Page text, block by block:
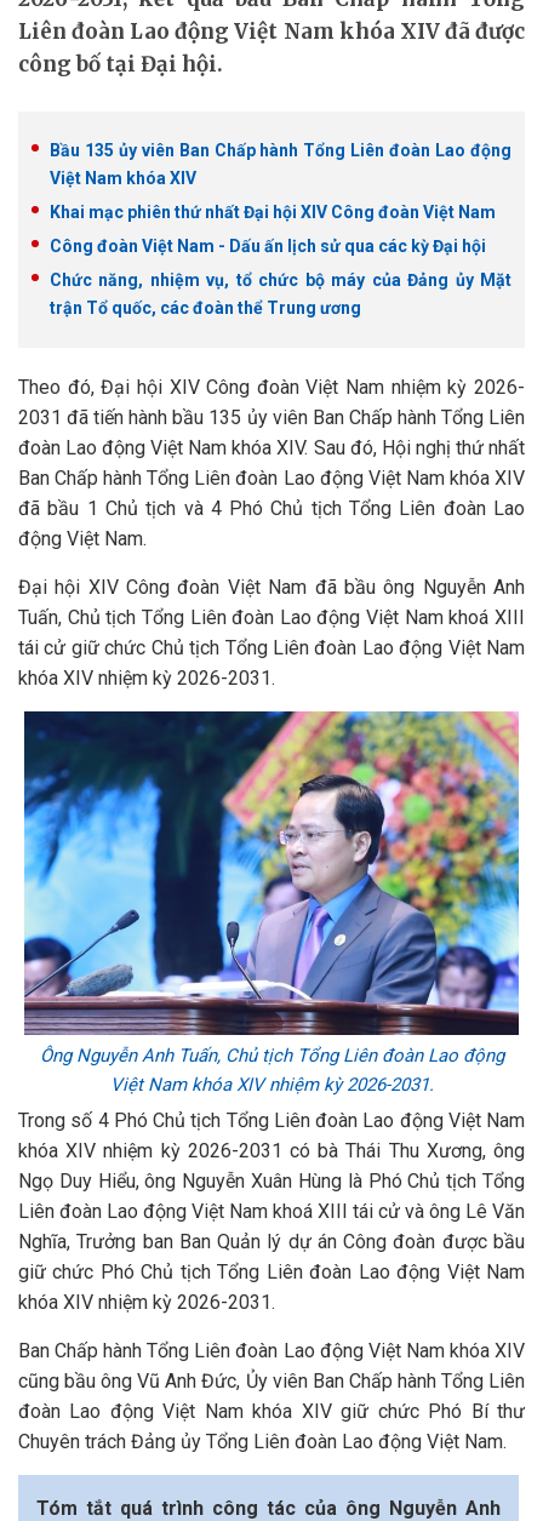
Liên đoàn Lao động Việt Nam khóa XIV đã được
công bố tại Đại hội.
Bầu 135 ủy viên Ban Chấp hành Tổng Liên đoàn Lao động
Việt Nam khóa XIV
Khai mạc phiên thứ nhất Đại hội XIV Công đoàn Việt Nam
Công đoàn Việt Nam - Dấu ấn lịch sử qua các kỳ Đại hội
Chức năng, nhiệm vụ, tổ chức bộ máy của Đảng ủy Mặt
trận Tổ quốc, các đoàn thể Trung ương
Theo đó, Đại hội XIV Công đoàn Việt Nam nhiệm kỳ 2026-
2031 đã tiến hành bầu 135 ủy viên Ban Chấp hành Tổng Liên
đoàn Lao động Việt Nam khóa XIV. Sau đó, Hội nghị thứ nhất
Ban Chấp hành Tổng Liên đoàn Lao động Việt Nam khóa XIV
đã bầu 1 Chủ tịch và 4 Phó Chủ tịch Tổng Liên đoàn Lao
động Việt Nam.
Đại hội XIV Công đoàn Việt Nam đã bầu ông Nguyễn Anh
Tuấn, Chủ tịch Tổng Liên đoàn Lao động Việt Nam khoá XIII
tái cử giữ chức Chủ tịch Tổng Liên đoàn Lao động Việt Nam
khóa XIV nhiệm kỳ 2026-2031.
Ông Nguyễn Anh Tuấn, Chủ tịch Tổng Liên đoàn Lao động
Việt Nam khóa XIV nhiệm kỳ 2026-2031.
Trong số 4 Phó Chủ tịch Tổng Liên đoàn Lao động Việt Nam
khóa XIV nhiệm kỳ 2026-2031 có bà Thái Thu Xương, ông
Ngọ Duy Hiểu, ông Nguyễn Xuân Hùng là Phó Chủ tịch Tổng
Liên đoàn Lao động Việt Nam khoá XIII tái cử và ông Lê Văn
Nghĩa, Trưởng ban Ban Quản lý dự án Công đoàn được bầu
giữ chức Phó Chủ tịch Tổng Liên đoàn Lao động Việt Nam
khóa XIV nhiệm kỳ 2026-2031.
Ban Chấp hành Tổng Liên đoàn Lao động Việt Nam khóa XIV
cũng bầu ông Vũ Anh Đức, Ủy viên Ban Chấp hành Tổng Liên
đoàn Lao động Việt Nam khóa XIV giữ chức Phó Bí thư
Chuyên trách Đảng ủy Tổng Liên đoàn Lao động Việt Nam.
Tóm tắt quá trình công tác của ông Nguyễn Anh